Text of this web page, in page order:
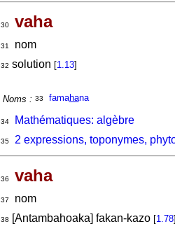
30 vaha
31
nom
32 solution [1.13]
Noms : 33 famahana
34
Mathématiques: algèbre
35 2 expressions, toponymes,
36 vaha
37
nom
38 [Antambahoaka] fakan-kazo [1.78